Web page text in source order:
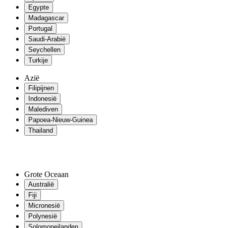
Egypte
Madagascar
Portugal
Saudi-Arabië
Seychellen
Turkije
Azië
Filipijnen
Indonesië
Malediven
Papoea-Nieuw-Guinea
Thailand
Grote Oceaan
Australië
Fiji
Micronesië
Polynesië